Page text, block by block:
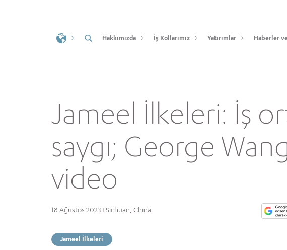
Hakkımızda İş Kollarımız Yatırımlar Haberler
Jameel İlkeleri: İş
saygı; George
video
18 Ağustos 2023 I Sichuan, China
Jameel İlkeleri